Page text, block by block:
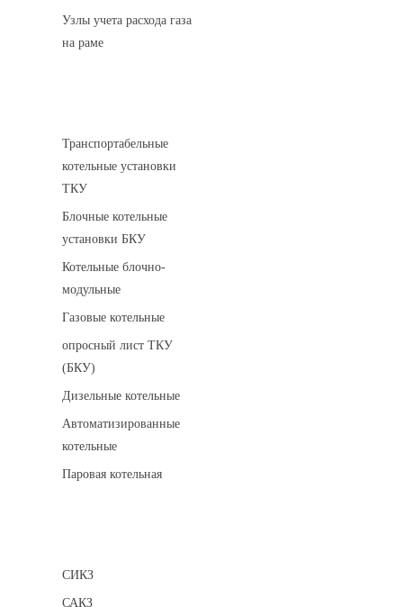
Узлы учета расхода газа
на раме
Транспортабельные
котельные установки
ТКУ
Блочные котельные
установки БКУ
Котельные блочно-
модульные
Газовые котельные
опросный лист ТКУ
(БКУ)
Дизельные котельные
Автоматизированные
котельные
Паровая котельная
СИКЗ
САКЗ